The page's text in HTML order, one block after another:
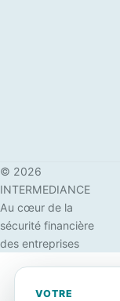
© 2026
INTERMEDIANCE
Au cœur de la
sécurité financière
des entreprises
VOTRE